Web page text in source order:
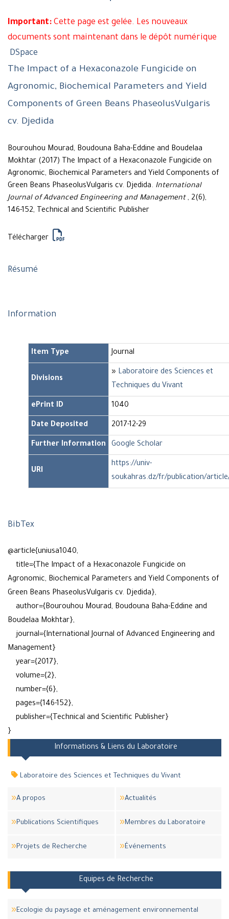
Important: Cette page est gelée. Les nouveaux
documents sont maintenant dans le dépôt numérique
DSpace
The Impact of a Hexaconazole Fungicide on
Agronomic, Biochemical Parameters and Yield
Components of Green Beans PhaseolusVulgaris
cv. Djedida
Bourouhou Mourad, Boudouna Baha-Eddine and Boudelaa
Mokhtar (2017) The Impact of a Hexaconazole Fungicide on
Agronomic, Biochemical Parameters and Yield Components of
Green Beans PhaseolusVulgaris cv. Djedida. International
Journal of Advanced Engineering and Management, 2(6),
146-152, Technical and Scientific Publisher
Télécharger
Résumé
Information
Item Type Journal
Divisions
» Laboratoire des Sciences et
Techniques du Vivant
ePrint ID 1040
Date Deposited 2017-12-29
Further Information Google Scholar
URI
https://univ-
soukahras.dz/fr/publication/
BibTex
@article{uniusa1040,
title={The Impact of a Hexaconazole Fungicide on
Agronomic, Biochemical Parameters and Yield Components of
Green Beans PhaseolusVulgaris cv. Djedida},
author={Bourouhou Mourad, Boudouna Baha-Eddine and
Boudelaa Mokhtar},
journal={International Journal of Advanced Engineering and
Management}
year={2017},
volume={2},
number={6},
pages={146-152},
publisher={Technical and Scientific Publisher}
}
Informations & Liens du Laboratoire
Laboratoire des Sciences et Techniques du Vivant
A propos Actualités
Publications Scientifiques Membres du Laboratoire
Projets de Recherche Événements
Equipes de Recherche
Ecologie du paysage et aménagement environnemental